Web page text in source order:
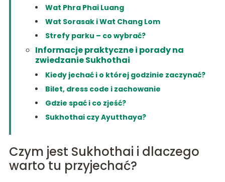
Wat Phra Phai Luang
Wat Sorasak i Wat Chang Lom
Strefy parku – co wybrać?
Informacje praktyczne i porady na
zwiedzanie Sukhothai
Kiedy jechać i o której godzinie zaczynać?
Bilet, dress code i zachowanie
Gdzie spać i co zjeść?
Sukhothai czy Ayutthaya?
Czym jest Sukhothai i dlaczego
warto tu przyjechać?